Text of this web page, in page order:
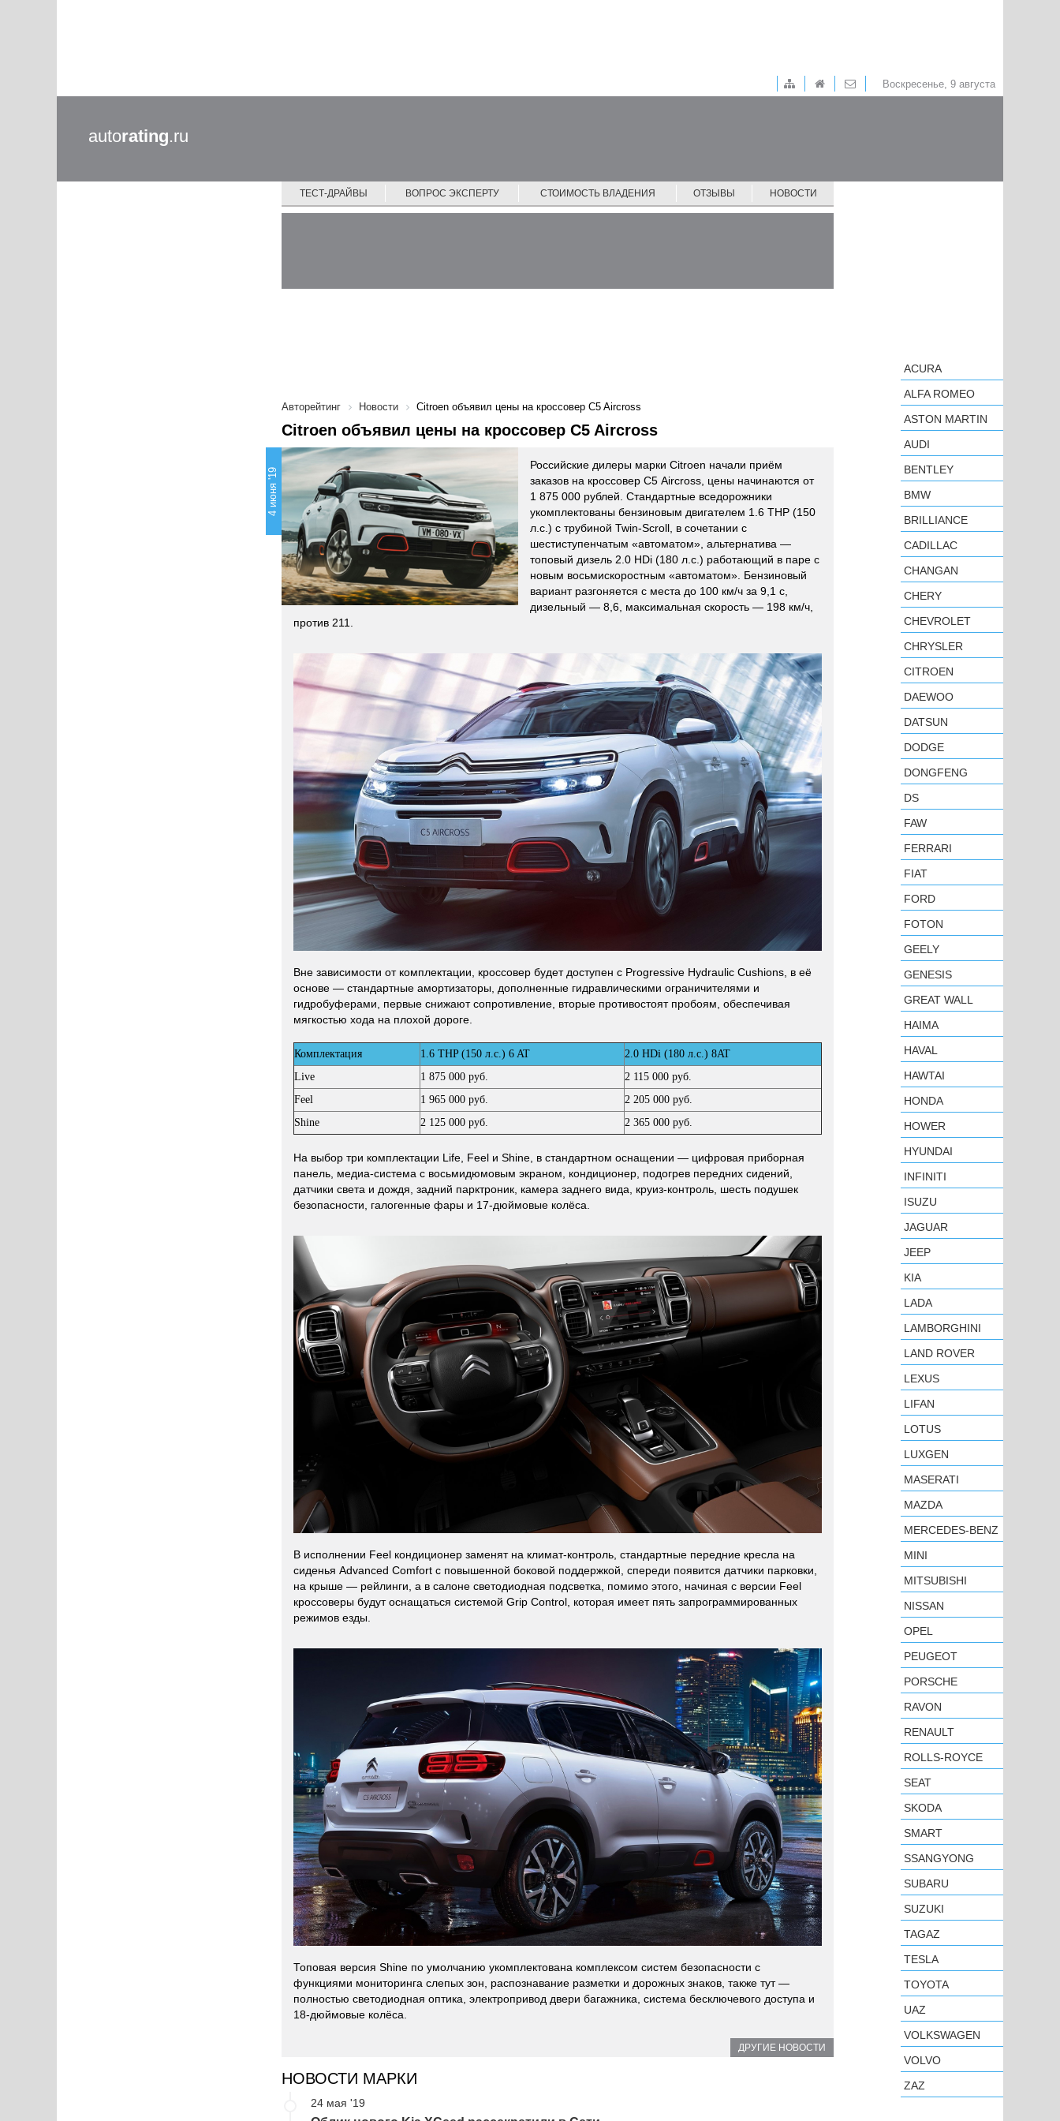
Воскресенье, 9 августа
autorating.ru
ТЕСТ-ДРАЙВЫ ВОПРОС ЭКСПЕРТУ СТОИМОСТЬ ВЛАДЕНИЯ ОТЗЫВЫ НОВОСТИ
Авторейтинг Новости Citroen объявил цены на кроссовер C5 Aircross
Citroen объявил цены на кроссовер C5 Aircross
4 июня '19
Российские дилеры марки Citroen начали приём
заказов на кроссовер С5 Aircross, цены начинаются от
1 875 000 рублей. Стандартные вседорожники
укомплектованы бензиновым двигателем 1.6 THP (150
л.с.) с трубиной Twin-Scroll, в сочетании с
шестиступенчатым «автоматом», альтернатива —
топовый дизель 2.0 HDi (180 л.с.) работающий в паре с
новым восьмискоростным «автоматом». Бензиновый
вариант разгоняется с места до 100 км/ч за 9,1 с,
дизельный — 8,6, максимальная скорость — 198 км/ч,
против 211.
Вне зависимости от комплектации, кроссовер будет доступен с Progressive Hydraulic Cushions, в её
основе — стандартные амортизаторы, дополненные гидравлическими ограничителями и
гидробуферами, первые снижают сопротивление, вторые противостоят пробоям, обеспечивая
мягкостью хода на плохой дороге.
Комплектация 1.6 THP (150 л.с.) 6 AT
2.0 HDi (180 л.с.) 8AT
Live
1 875 000 руб.
2 115 000 руб.
Feel
1 965 000 руб.
2 205 000 руб.
Shine
2 125 000 руб. 2 365 000 руб.
На выбор три комплектации Life, Feel и Shine, в стандартном оснащении — цифровая приборная
панель, медиа-система с восьмидюмовым экраном, кондиционер, подогрев передних сидений,
датчики света и дождя, задний парктроник, камера заднего вида, круиз-контроль, шесть подушек
безопасности, галогенные фары и 17-дюймовые колёса.
В исполнении Feel кондиционер заменят на климат-контроль, стандартные передние кресла на
сиденья Advanced Comfort с повышенной боковой поддержкой, спереди появится датчики парковки,
на крыше — рейлинги, а в салоне светодиодная подсветка, помимо этого, начиная с версии Feel
кроссоверы будут оснащаться системой Grip Control, которая имеет пять запрограммированных
режимов езды.
Топовая версия Shine по умолчанию укомплектована комплексом систем безопасности с
функциями мониторинга слепых зон, распознавание разметки и дорожных знаков, также тут —
полностью светодиодная оптика, электропривод двери багажника, система бесключевого доступа и
18-дюймовые колёса.
ДРУГИЕ НОВОСТИ
НОВОСТИ МАРКИ
24 мая '19
ACURA
ALFA ROMEO
ASTON MARTIN
AUDI
BENTLEY
BMW
BRILLIANCE
CADILLAC
CHANGAN
CHERY
CHEVROLET
CHRYSLER
CITROEN
DAEWOO
DATSUN
DODGE
DONGFENG
DS
FAW
FERRARI
FIAT
FORD
FOTON
GEELY
GENESIS
GREAT WALL
HAIMA
HAVAL
HAWTAI
HONDA
HOWER
HYUNDAI
INFINITI
ISUZU
JAGUAR
JEEP
KIA
LADA
LAMBORGHINI
LAND ROVER
LEXUS
LIFAN
LOTUS
LUXGEN
MASERATI
MAZDA
MERCEDES-BENZ
MINI
MITSUBISHI
NISSAN
OPEL
PEUGEOT
PORSCHE
RAVON
RENAULT
ROLLS-ROYCE
SEAT
SKODA
SMART
SSANGYONG
SUBARU
SUZUKI
TAGAZ
TESLA
TOYOTA
UAZ
VOLKSWAGEN
VOLVO
ZAZ